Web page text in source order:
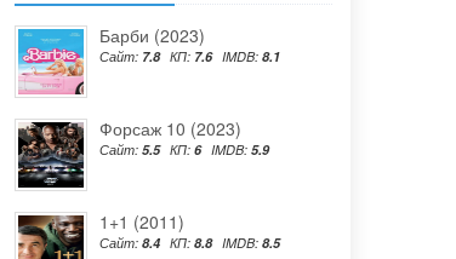
Барби (2023)
Сайт: 7.8 КП: 7.6 IMDB: 8.1
Форсаж 10 (2023)
Сайт: 5.5 КП: 6 IMDB: 5.9
1+1 (2011)
Сайт: 8.4 КП: 8.8 IMDB: 8.5